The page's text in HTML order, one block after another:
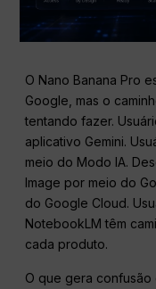
O Nano Banana Pro
Google, mas o
tentando fazer.
aplicativo Gemini.
meio do Modo IA.
Image por meio do
do Google Cloud.
NotebookLM têm
cada produto.
O que gera confusão